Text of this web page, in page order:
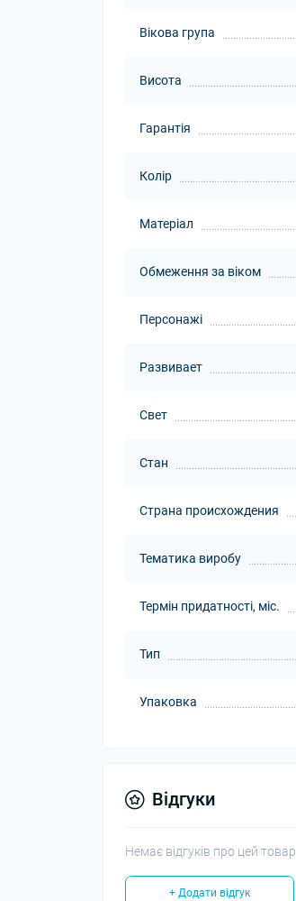
Вікова група
Висота
Гарантія
Колір
Матеріал
Обмеження за віком
Персонажі
Развивает
Свет
Стан
Страна происхождения
Тематика виробу
Термін придатності, міс.
Тип
Упаковка
Відгуки
Немає відгуків про цей товар.
+ Додати відгук